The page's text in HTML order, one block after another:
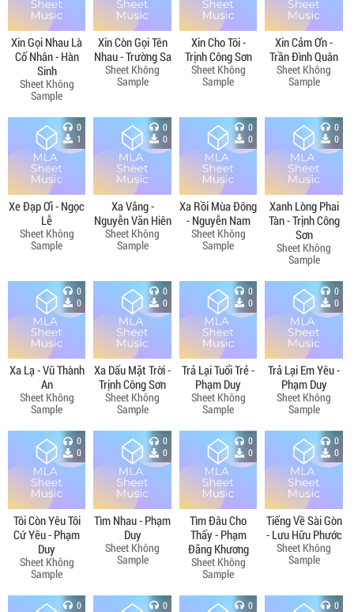
Xin Gọi Nhau Là
Cố Nhân - Hàn
Sinh
Sheet Không
Sample
Xin Còn Gọi Tên
Nhau - Trường Sa
Sheet Không
Sample
Xin Cho Tôi -
Trịnh Công Sơn
Sheet Không
Sample
Xin Cảm Ơn -
Trần Đình Quân
Sheet Không
Sample
0
1
Xe Đạp Ơi - Ngọc
Lễ
Sheet Không
Sample
0
0
Xa Vắng -
Nguyễn Văn Hiên
Sheet Không
Sample
0
0
Xa Rồi Mùa Đông
- Nguyễn Nam
Sheet Không
Sample
0
0
Xanh Lòng Phai
Tàn - Trịnh Công
Sơn
Sheet Không
Sample
0
0
Xa Lạ - Vũ Thành
An
Sheet Không
Sample
0
0
Xa Dấu Mặt Trời -
Trịnh Công Sơn
Sheet Không
Sample
0
0
Trả Lại Tuổi Trẻ -
Phạm Duy
Sheet Không
Sample
0
0
Trả Lại Em Yêu -
Phạm Duy
Sheet Không
Sample
0
0
Tôi Còn Yêu Tôi
Cứ Yêu - Phạm
Duy
Sheet Không
Sample
0
0
Tìm Nhau - Phạm
Duy
Sheet Không
Sample
0
0
Tìm Đâu Cho
Thấy - Phạm
Đăng Khương
Sheet Không
Sample
0
0
Tiếng Về Sài Gòn
- Lưu Hữu Phước
Sheet Không
Sample
0
0
0
0